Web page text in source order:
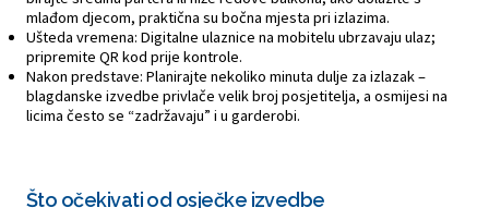
mlađom djecom, praktična su bočna mjesta pri izlazima.
Ušteda vremena: Digitalne ulaznice na mobitelu ubrzavaju ulaz;
pripremite QR kod prije kontrole.
Nakon predstave: Planirajte nekoliko minuta dulje za izlazak –
blagdanske izvedbe privlače velik broj posjetitelja, a osmijesi na
licima često se “zadržavaju” i u garderobi.
Što očekivati od osječke izvedbe